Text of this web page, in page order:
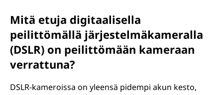
Mitä etuja digitaalisella
peilittömällä järjestelmäkameralla
(DSLR) on peilittömään kameraan
verrattuna?
DSLR-kameroissa on yleensä pidempi akun kesto,